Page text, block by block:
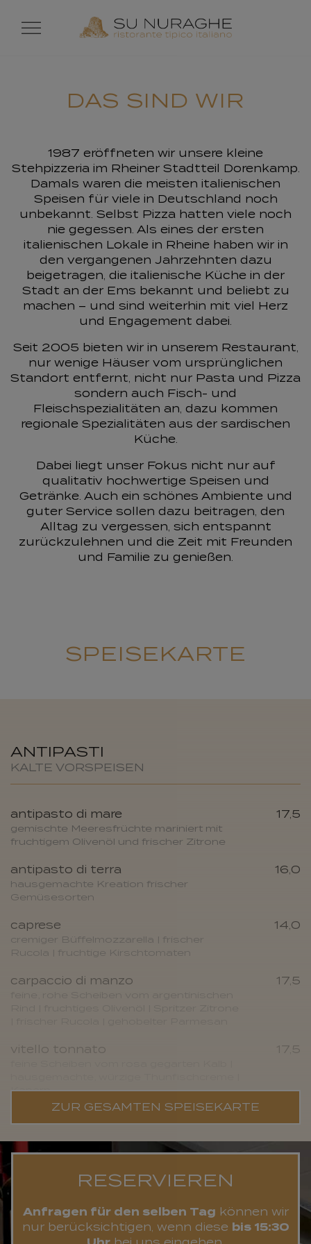
DAS SIND WIR
1987 eröffneten wir unsere kleine
Stehpizzeria im Rheiner Stadtteil Dorenkamp.
Damals waren die meisten italienischen
Speisen für viele in Deutschland noch
unbekannt. Selbst Pizza hatten viele noch
nie gegessen. Als eines der ersten
italienischen Lokale in Rheine haben wir in
den vergangenen Jahrzehnten dazu
beigetragen, die italienische Küche in der
Stadt an der Ems bekannt und beliebt zu
machen – und sind weiterhin mit viel Herz
und Engagement dabei.
Seit 2005 bieten wir in unserem Restaurant,
nur wenige Häuser vom ursprünglichen
Standort entfernt, nicht nur Pasta und Pizza
sondern auch Fisch- und
Fleischspezialitäten an, dazu kommen
regionale Spezialitäten aus der sardischen
Küche.
Dabei liegt unser Fokus nicht nur auf
qualitativ hochwertige Speisen und
Getränke. Auch ein schönes Ambiente und
guter Service sollen dazu beitragen, den
Alltag zu vergessen, sich entspannt
zurückzulehnen und die Zeit mit Freunden
und Familie zu genießen.
SPEISEKARTE
ANTIPASTI
KALTE VORSPEISEN
antipasto di mare
gemischte Meeresfrüchte mariniert mit
fruchtigem Olivenöl und frischer Zitrone
17,5
antipasto di terra
hausgemachte Kreation frischer
Gemüsesorten
16,0
caprese
cremiger Büffelmozzarella | frischer
Rucola | fruchtige Kirschtomaten
14,0
carpaccio di manzo 17,5
vitello tonnato
Kapern
17,5
ZUR GESAMTEN SPEISEKARTE
RESERVIEREN
Anfragen für den selben Tag können wir
nur berücksichtigen, wenn diese bis 15:30